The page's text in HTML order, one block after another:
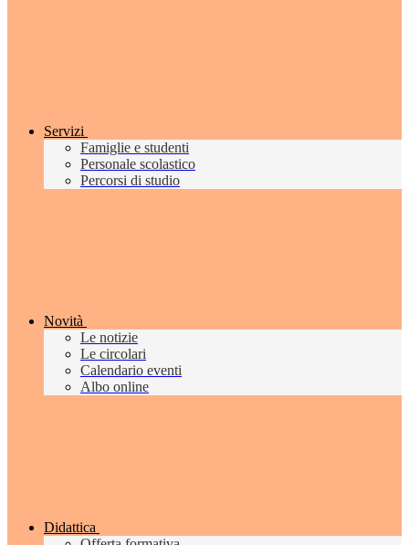
Servizi
Famiglie e studenti
Personale scolastico
Percorsi di studio
Novità
Le notizie
Le circolari
Calendario eventi
Albo online
Didattica